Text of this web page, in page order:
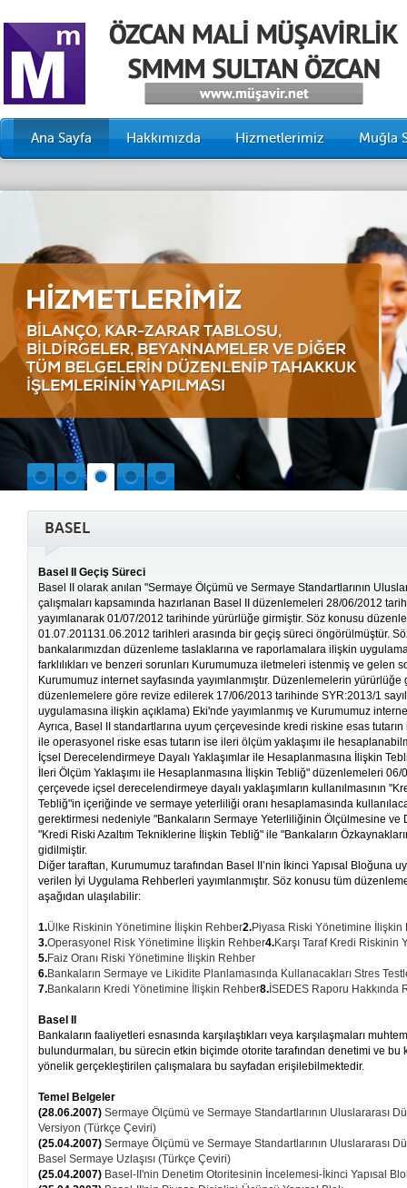
Ana Sayfa Hakkımızda Hizmetlerimiz Muğla
BASEL
Basel II Geçiş Süreci
Basel II olarak anılan "Sermaye Ölçümü ve Sermaye Standartlarının
çalışmaları kapsamında hazırlanan Basel II düzenlemeleri 28/06/2012
yayımlanarak 01/07/2012 tarihinde yürürlüğe girmiştir. Söz konusu
01.07.201131.06.2012 tarihleri arasında bir geçiş süreci öngörülmüştür.
bankalarımızdan düzenleme taslaklarına ve raporlamalara ilişkin
farklılıkları ve benzeri sorunları Kurumumuza iletmeleri istenmiş ve gelen
Kurumumuz internet sayfasında yayımlanmıştır. Düzenlemelerin
düzenlemelere göre revize edilerek 17/06/2013 tarihinde SYR:2013/1
uygulamasına ilişkin açıklama) Eki'nde yayımlanmış ve Kurumumuz
Ayrıca, Basel II standartlarına uyum çerçevesinde kredi riskine esas
ile operasyonel riske esas tutarın ise ileri ölçüm yaklaşımı ile
İçsel Derecelendirmeye Dayalı Yaklaşımlar ile Hesaplanmasına İlişkin
İleri Ölçüm Yaklaşımı ile Hesaplanmasına İlişkin Tebliğ" düzenlemeleri 06/
çerçevede içsel derecelendirmeye dayalı yaklaşımların kullanılmasının
Tebliğ"in içeriğinde ve sermaye yeterliliği oranı hesaplamasında
gerektirmesi nedeniyle "Bankaların Sermaye Yeterliliğinin Ölçülmesine
"Kredi Riski Azaltım Tekniklerine İlişkin Tebliğ" ile "Bankaların
gidilmiştir.
Diğer taraftan, Kurumumuz tarafından Basel II’nin İkinci Yapısal Bloğuna
verilen İyi Uygulama Rehberleri yayımlanmıştır. Söz konusu tüm
aşağıdan ulaşılabilir:
1.Ülke Riskinin Yönetimine İlişkin Rehber2.Piyasa Riski Yönetimine İlişkin
3.Operasyonel Risk Yönetimine İlişkin Rehber4.Karşı Taraf Kredi
5.Faiz Oranı Riski Yönetimine İlişkin Rehber
6.Bankaların Sermaye ve Likidite Planlamasında Kullanacakları Stres
7.Bankaların Kredi Yönetimine İlişkin Rehber8. İSEDES Raporu Hakkında
Basel II
Bankaların faaliyetleri esnasında karşılaştıkları veya karşılaşmaları
bulundurmaları, bu sürecin etkin biçimde otorite tarafından denetimi ve bu
yönelik gerçekleştirilen çalışmalara bu sayfadan erişilebilmektedir.
Temel Belgeler
(28.06.2007) Sermaye Ölçümü ve Sermaye Standartlarının Uluslararası
Versiyon (Türkçe Çeviri)
(25.04.2007) Sermaye Ölçümü ve Sermaye Standartlarının Uluslararası
Basel Sermaye Uzlaşısı (Türkçe Çeviri)
(25.04.2007) Basel-II'nin Denetim Otoritesinin İncelemesi-İkinci Yapısal